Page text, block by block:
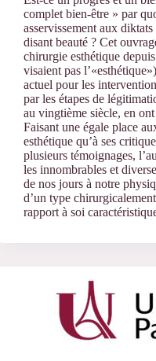
complet bien-être » par
asservissement aux
disant beauté ? Cet
chirurgie esthétique
visaient pas
actuel pour les
par les étapes de
au vingtième siècle, en
Faisant une égale place
esthétique qu’à ses
plusieurs témoignages,
les innombrables et
de nos jours à notre
d’un type
rapport à soi